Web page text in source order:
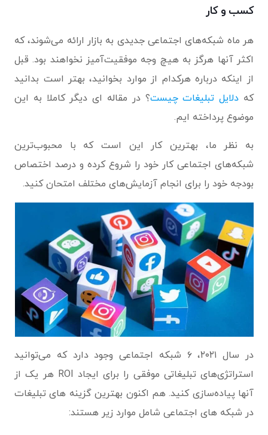
کسب و کار
هر ماه شبکه‌های اجتماعی جدیدی به بازار ارائه می‌شوند، که
اکثر آنها هرگز به هیچ وجه موفقیت‌آمیز نخواهند بود. قبل
از اینکه درباره هرکدام از موارد بخوانید، بهتر است بدانید
که دلایل تبلیغات چیست؟ در مقاله ای دیگر کاملا به این
موضوع پرداخته ایم.
به نظر ما، بهترین کار این است که با محبوب‌ترین
شبکه‌های اجتماعی کار خود را شروع کرده و درصد اختصاص
بودجه خود را برای انجام آزمایش‌های مختلف امتحان کنید.
در سال ۲۰۲۱، ۶ شبکه اجتماعی وجود دارد که می‌توانید
استراتژی‌های تبلیغاتی موفقی را برای ایجاد ROI هر یک از
آنها پیاده‌سازی کنید. هم اکنون بهترین گزینه های تبلیغات
در شبکه های اجتماعی شامل موارد زیر هستند: